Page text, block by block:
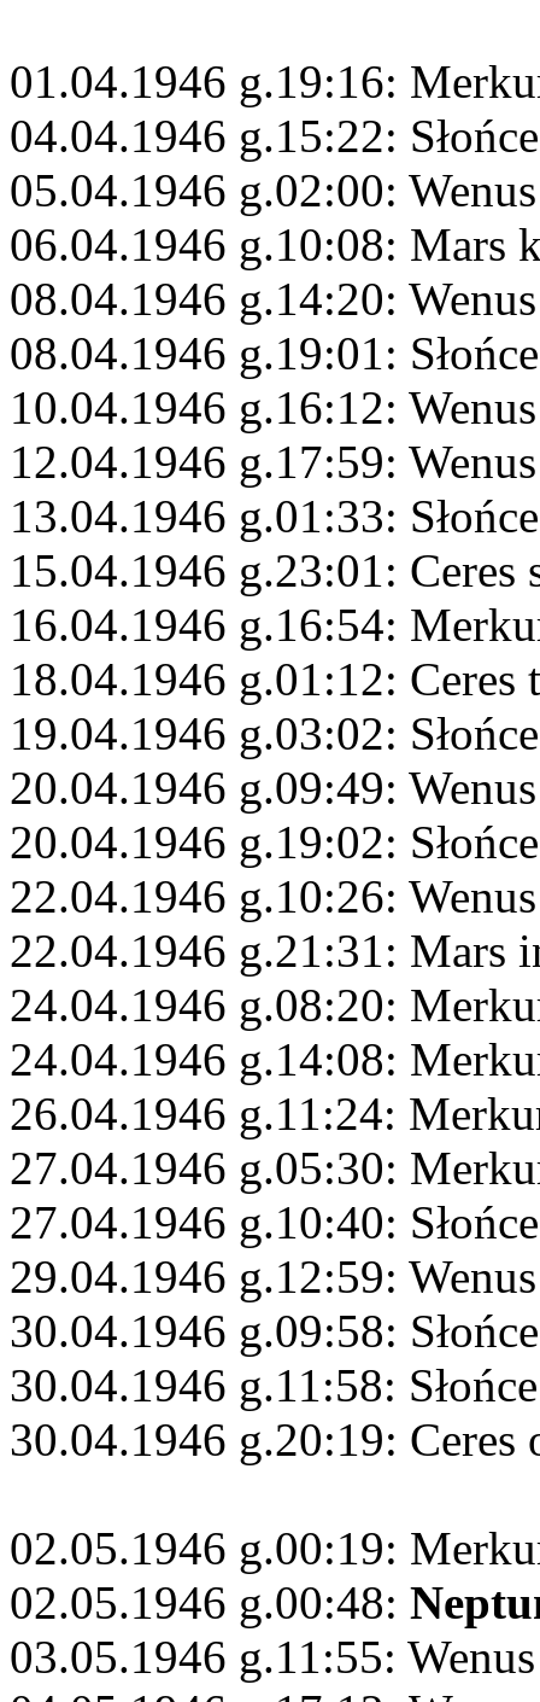
01.04.1946 g.19:16:
04.04.1946 g.15:22:
05.04.1946 g.02:00:
06.04.1946 g.10:08: Mars
08.04.1946 g.14:20:
08.04.1946 g.19:01:
10.04.1946 g.16:12:
12.04.1946 g.17:59:
13.04.1946 g.01:33:
15.04.1946 g.23:01: Ceres
16.04.1946 g.16:54:
18.04.1946 g.01:12: Ceres
19.04.1946 g.03:02:
20.04.1946 g.09:49:
20.04.1946 g.19:02:
22.04.1946 g.10:26:
22.04.1946 g.21:31: Mars
24.04.1946 g.08:20:
24.04.1946 g.14:08:
26.04.1946 g.11:24:
27.04.1946 g.05:30:
27.04.1946 g.10:40:
29.04.1946 g.12:59:
30.04.1946 g.09:58:
30.04.1946 g.11:58:
30.04.1946 g.20:19: Ceres
02.05.1946 g.00:19:
02.05.1946 g.00:48:
03.05.1946 g.11:55: